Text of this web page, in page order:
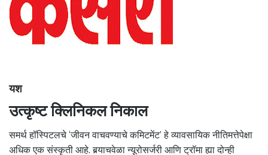
यश
उत्कृष्ट क्लिनिकल निकाल
समर्थ हॉस्पिटलचे ‘जीवन वाचवण्याचे कमिटमेंट’ हे व्यावसायिक नीतिमत्तेपेक्षा
अधिक एक संस्कृती आहे. बर्‍याचवेळा न्यूरोसर्जरी आणि ट्रॉमा ह्या दोन्ही